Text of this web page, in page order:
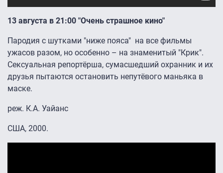
13 августа в 21:00 "Очень страшное кино"
Пародия с шутками "ниже пояса" на все фильмы
ужасов разом, но особенно – на знаменитый "Крик".
Сексуальная репортёрша, сумасшедший охранник и их
друзья пытаются остановить непутёвого маньяка в
маске.
реж. К.А. Уайанс
США, 2000.